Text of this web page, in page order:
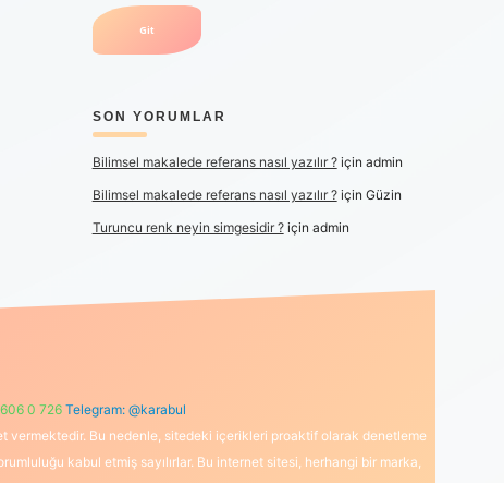
SON YORUMLAR
Bilimsel makalede referans nasıl yazılır ?için admin
Bilimsel makalede referans nasıl yazılır ?için Güzin
Turuncu renk neyin simgesidir ?için admin
0 726 Telegram: @karabul
vermektedir. Bu nedenle, sitedeki içerikleri proaktif olarak denetleme
kabul etmiş sayılırlar. Bu internet sitesi, herhangi bir marka,